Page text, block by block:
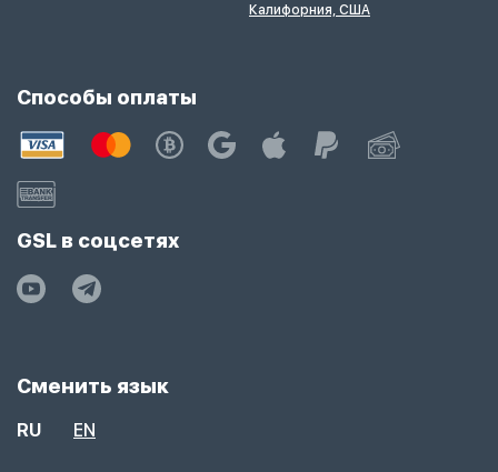
Калифорния, США
Способы оплаты
GSL в соцсетях
Сменить язык
RU EN